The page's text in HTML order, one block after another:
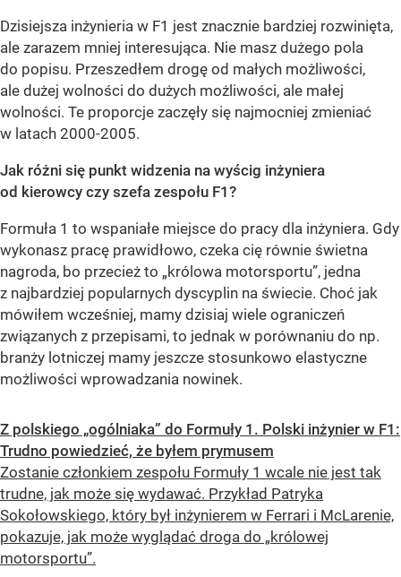
Dzisiejsza inżynieria w F1 jest znacznie bardziej rozwinięta,
ale zarazem mniej interesująca. Nie masz dużego pola
do popisu. Przeszedłem drogę od małych możliwości,
ale dużej wolności do dużych możliwości, ale małej
wolności. Te proporcje zaczęły się najmocniej zmieniać
w latach 2000-2005.
Jak różni się punkt widzenia na wyścig inżyniera
od kierowcy czy szefa zespołu F1?
Formuła 1 to wspaniałe miejsce do pracy dla inżyniera. Gdy
wykonasz pracę prawidłowo, czeka cię równie świetna
nagroda, bo przecież to „królowa motorsportu”, jedna
z najbardziej popularnych dyscyplin na świecie. Choć jak
mówiłem wcześniej, mamy dzisiaj wiele ograniczeń
związanych z przepisami, to jednak w porównaniu do np.
branży lotniczej mamy jeszcze stosunkowo elastyczne
możliwości wprowadzania nowinek.
Z polskiego „ogólniaka” do Formuły 1. Polski inżynier w F1:
Trudno powiedzieć, że byłem prymusem
Zostanie członkiem zespołu Formuły 1 wcale nie jest tak
trudne, jak może się wydawać. Przykład Patryka
Sokołowskiego, który był inżynierem w Ferrari i McLarenie,
pokazuje, jak może wyglądać droga do „królowej
motorsportu”.